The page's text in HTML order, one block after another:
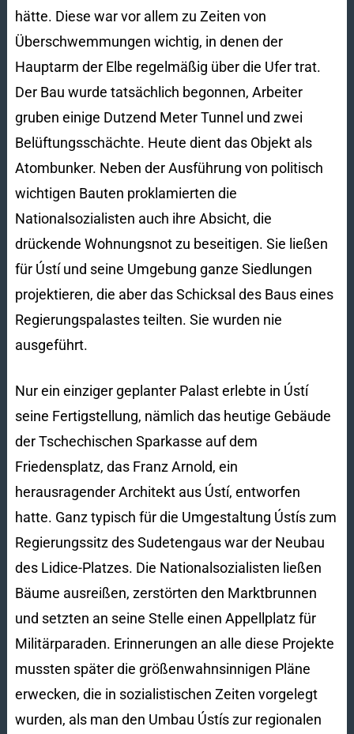
hätte. Diese war vor allem zu Zeiten von
Überschwemmungen wichtig, in denen der
Hauptarm der Elbe regelmäßig über die Ufer trat.
Der Bau wurde tatsächlich begonnen, Arbeiter
gruben einige Dutzend Meter Tunnel und zwei
Belüftungsschächte. Heute dient das Objekt als
Atombunker. Neben der Ausführung von politisch
wichtigen Bauten proklamierten die
Nationalsozialisten auch ihre Absicht, die
drückende Wohnungsnot zu beseitigen. Sie ließen
für Ústí und seine Umgebung ganze Siedlungen
projektieren, die aber das Schicksal des Baus eines
Regierungspalastes teilten. Sie wurden nie
ausgeführt.
Nur ein einziger geplanter Palast erlebte in Ústí
seine Fertigstellung, nämlich das heutige Gebäude
der Tschechischen Sparkasse auf dem
Friedensplatz, das Franz Arnold, ein
herausragender Architekt aus Ústí, entworfen
hatte. Ganz typisch für die Umgestaltung Ústís zum
Regierungssitz des Sudetengaus war der Neubau
des Lidice-Platzes. Die Nationalsozialisten ließen
Bäume ausreißen, zerstörten den Marktbrunnen
und setzten an seine Stelle einen Appellplatz für
Militärparaden. Erinnerungen an alle diese Projekte
mussten später die größenwahnsinnigen Pläne
erwecken, die in sozialistischen Zeiten vorgelegt
wurden, als man den Umbau Ústís zur regionalen